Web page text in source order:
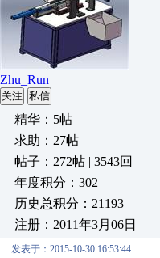
Zhu_Run
关注 私信
精华：5帖
求助：27帖
帖子：272帖 | 3543回
年度积分：302
历史总积分：21193
注册：2011年3月06日
发表于：2015-10-30 16:53:44